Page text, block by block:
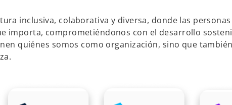
inclusiva, colaborativa y diversa, donde las
importa, comprometiéndonos con el desarrollo
quiénes somos como organización, sino que